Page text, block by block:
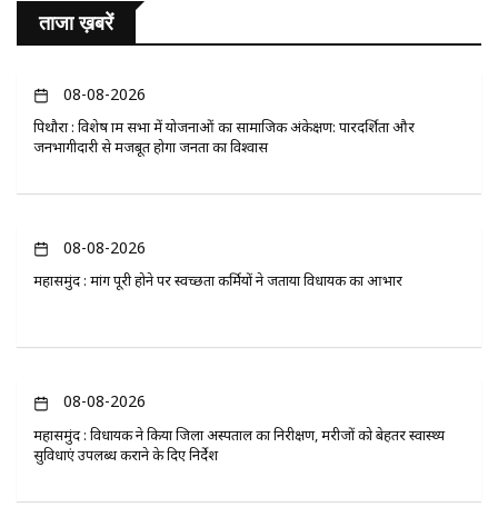
ताजा ख़बरें
08-08-2026
पिथौरा : विशेष ग्राम सभा में योजनाओं का सामाजिक अंकेक्षण: पारदर्शिता और
जनभागीदारी से मजबूत होगा जनता का विश्वास
08-08-2026
महासमुंद : मांग पूरी होने पर स्वच्छता कर्मियों ने जताया विधायक का आभार
08-08-2026
महासमुंद : विधायक ने किया जिला अस्पताल का निरीक्षण, मरीजों को बेहतर स्वास्थ्य
सुविधाएं उपलब्ध कराने के दिए निर्देश